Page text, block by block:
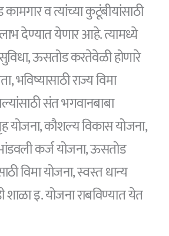
व त्यांच्या कुटूंबीयांसाठी
देण्यात येणार आहे. त्यामध्ये
ऊसतोड करतेवेळी होणारे
भविष्यासाठी राज्य विमा
संत भगवानबाबा
योजना, कौशल्य विकास योजना,
कर्ज योजना, ऊसतोड
विमा योजना, स्वस्त धान्य
इ. योजना राबविण्यात येत